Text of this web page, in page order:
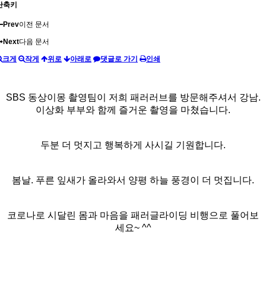
축키
Prev이전 문서
Next다음 문서
크게 작게 위로 아래로 댓글로 가기 인쇄
SBS 동상이몽 촬영팀이 저희 패러러브를 방문해주셔서 강남.
이상화 부부와 함께 즐거운 촬영을 마쳤습니다.
두분 더 멋지고 행복하게 사시길 기원합니다.
봄날. 푸른 잎새가 올라와서 양평 하늘 풍경이 더 멋집니다.
코로나로 시달린 몸과 마음을 패러글라이딩 비행으로 풀어보
세요~ ^^